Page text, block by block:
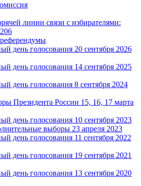
линии связи с избирателями:
день голосования 20 сентября 2026
день голосования 14 сентября 2025
день голосования 8 сентября 2024
Президента России 15, 16, 17 марта
день голосования 10 сентября 2023
выборы 23 апреля 2023
день голосования 11 сентября 2022
день голосования 19 сентября 2021
день голосования 13 сентября 2020